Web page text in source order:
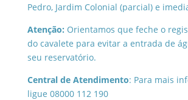
Pedro, Jardim Colonial (parcial) e
Atenção: Orientamos que feche o
do cavalete para evitar a entrada de
seu reservatório.
Central de Atendimento: Para mais
ligue 08000 112 190